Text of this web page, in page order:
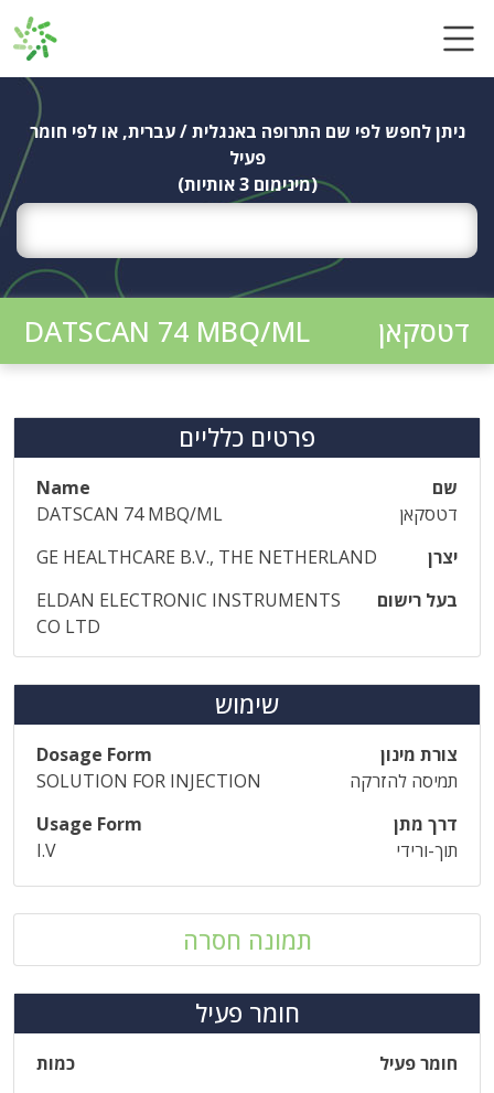
ניתן לחפש לפי שם התרופה באנגלית / עברית, או לפי חומר
פעיל
(מינימום 3 אותיות)
דטסקאן DATSCAN 74 MBQ/ML
פרטים כלליים
שם
Name
דטסקאן
DATSCAN 74 MBQ/ML
יצרן
GE HEALTHCARE B.V., THE NETHERLAND
בעל רישום
ELDAN ELECTRONIC INSTRUMENTS
CO LTD
שימוש
צורת מינון
Dosage Form
תמיסה להזרקה
SOLUTION FOR INJECTION
דרך מתן
Usage Form
תוך-ורידי
I.V
תמונה חסרה
חומר פעיל
חומר פעיל
כמות